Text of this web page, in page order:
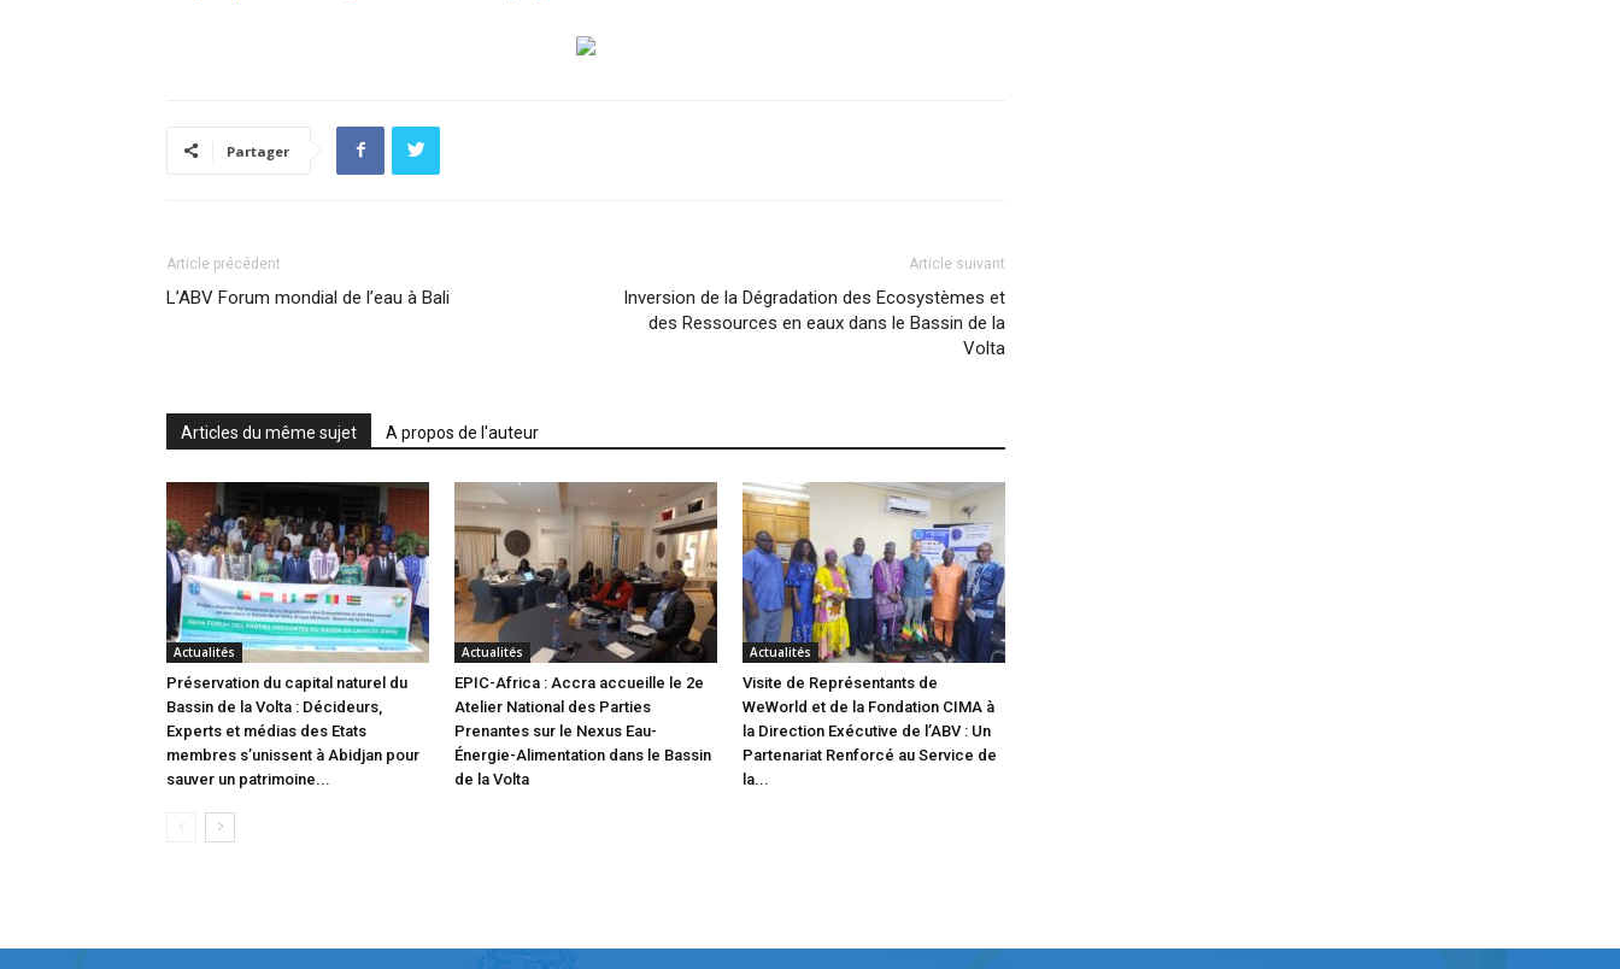
Partager
Article précédent
L’ABV Forum mondial de l’eau à Bali
Article suivant
Inversion de la Dégradation des Ecosystèmes et
des Ressources en eaux dans le Bassin de la
Volta
Articles du même sujet A propos de l'auteur
Actualités
Préservation du capital naturel du
Bassin de la Volta : Décideurs,
Experts et médias des Etats
membres s’unissent à Abidjan pour
sauver un patrimoine...
Actualités
EPIC-Africa : Accra accueille le 2e
Atelier National des Parties
Prenantes sur le Nexus Eau-
Énergie-Alimentation dans le Bassin
de la Volta
Actualités
Visite de Représentants de
WeWorld et de la Fondation CIMA à
la Direction Exécutive de l’ABV : Un
Partenariat Renforcé au Service de
la...